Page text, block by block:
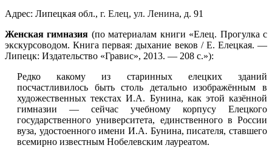
Адрес: Липецкая обл., г. Елец, ул. Ленина, д. 91
Женская гимназия (по материалам книги «Елец. Прогулка с
экскурсоводом. Книга первая: дыхание веков / Е. Елецкая. —
Липецк: Издательство «Гравис», 2013. — 208 с.»):
Редко какому из старинных елецких зданий
посчастливилось быть столь детально изображённым в
художественных текстах И.А. Бунина, как этой казённой
гимназии — сейчас учебному корпусу Елецкого
государственного университета, единственного в России
вуза, удостоенного имени И.А. Бунина, писателя, ставшего
всемирно известным Нобелевским лауреатом.